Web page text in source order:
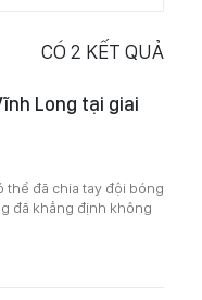
CÓ 2 KẾT QUẢ
Long tại giai
thể đã chia tay đội bóng
đã khẳng định không